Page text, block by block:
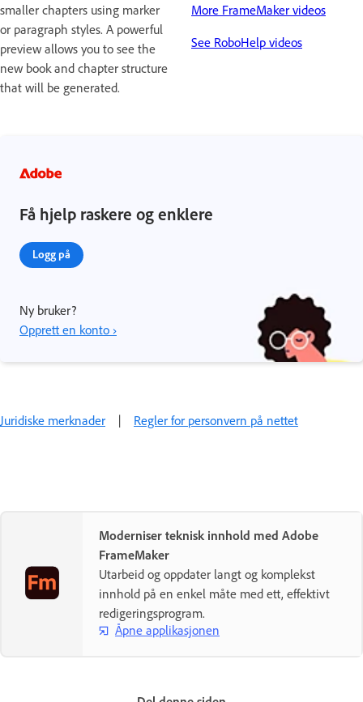
smaller chapters using marker
or paragraph styles. A powerful
preview allows you to see the
new book and chapter structure
that will be generated.
More FrameMaker videos
See RoboHelp videos
Få hjelp raskere og enklere
Logg på
Ny bruker?
Opprett en konto ›
Juridiske merknader | Regler for personvern på nettet
Moderniser teknisk innhold med Adobe
FrameMaker
Utarbeid og oppdater langt og komplekst
innhold på en enkel måte med ett, effektivt
redigeringsprogram.
Åpne applikasjonen